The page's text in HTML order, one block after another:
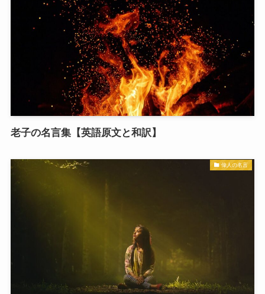
老子の名言集【英語原文と和訳】
偉人の名言